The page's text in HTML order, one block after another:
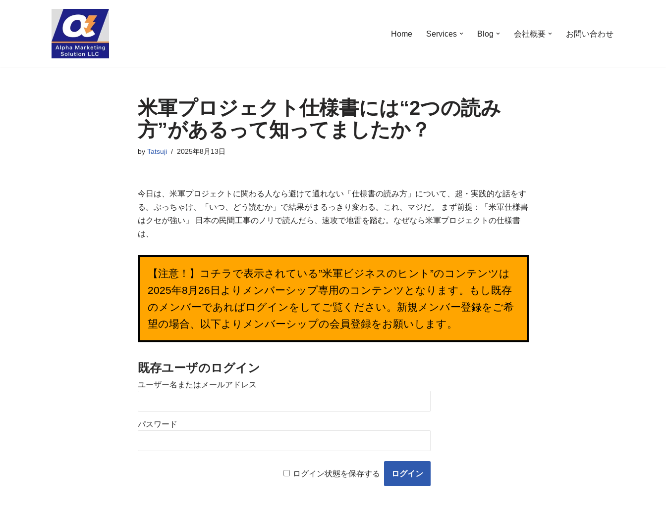
Home Services Blog 会社概要 お問い合わせ
米軍プロジェクト仕様書には“2つの読み
方”があるって知ってましたか？
by Tatsuji 2025年8月13日
今日は、米軍プロジェクトに関わる人なら避けて通れない「仕様書の読み方」について、超・実践的な話をす
る。ぶっちゃけ、「いつ、どう読むか」で結果がまるっきり変わる。これ、マジだ。 まず前提：「米軍仕様書
はクセが強い」 日本の民間工事のノリで読んだら、速攻で地雷を踏む。なぜなら米軍プロジェクトの仕様書
は、
【注意！】コチラで表示されている”米軍ビジネスのヒント”のコンテンツは
2025年8月26日よりメンバーシップ専用のコンテンツとなります。もし既存
のメンバーであればログインをしてご覧ください。新規メンバー登録をご希
望の場合、以下よりメンバーシップの会員登録をお願いします。
既存ユーザのログイン
ユーザー名またはメールアドレス
パスワード
ログイン状態を保存する